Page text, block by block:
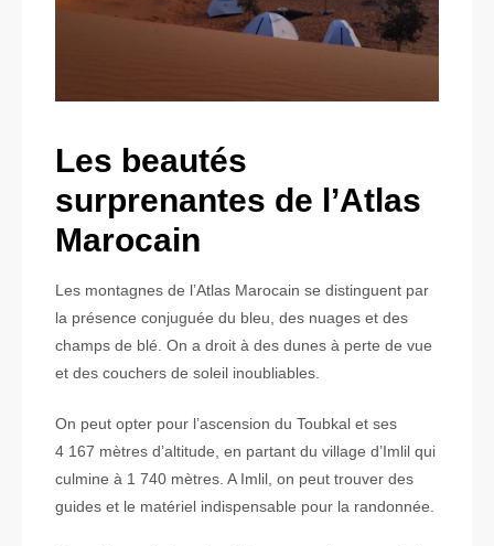
Les beautés
surprenantes de l’Atlas
Marocain
Les montagnes de l’Atlas Marocain se distinguent par
la présence conjuguée du bleu, des nuages et des
champs de blé. On a droit à des dunes à perte de vue
et des couchers de soleil inoubliables.
On peut opter pour l’ascension du Toubkal et ses
4 167 mètres d’altitude, en partant du village d’Imlil qui
culmine à 1 740 mètres. A Imlil, on peut trouver des
guides et le matériel indispensable pour la randonnée.